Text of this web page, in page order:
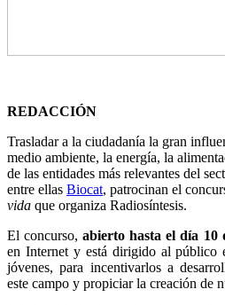
REDACCIÓN
Trasladar a la ciudadanía la gran
medio ambiente, la energía, la
de las entidades más relevantes del
entre ellas Biocat, patrocinan el
vida que organiza Radiosíntesis.
El concurso,abierto hasta el día 10
en Internet y está dirigido al público
jóvenes, para incentivarlos a
este campo y propiciar la creación de